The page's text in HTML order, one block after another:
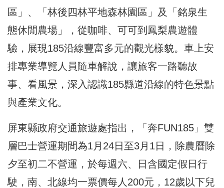
區」、「林後四林平地森林園區」及「銘泉生
態休閒農場」，從咖啡、可可到鳳梨農遊體
驗，展現185沿線豐富多元的觀光樣貌。車上安
排專業導覽人員隨車解說，讓旅客一路聽故
事、看風景，深入認識185縣道沿線的特色景點
與產業文化。
屏東縣政府交通旅遊處指出，「奔FUN185」雙
層巴士營運期間為1月24日至3月1日，除農曆除
夕至初二不營運，於每週六、日含國定假日行
駛，南、北線均一票價每人200元，12歲以下兒